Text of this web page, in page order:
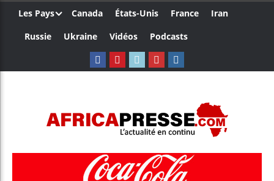
Les Pays Canada États-Unis France
Iran
Russie
Ukraine Vidéos Podcasts